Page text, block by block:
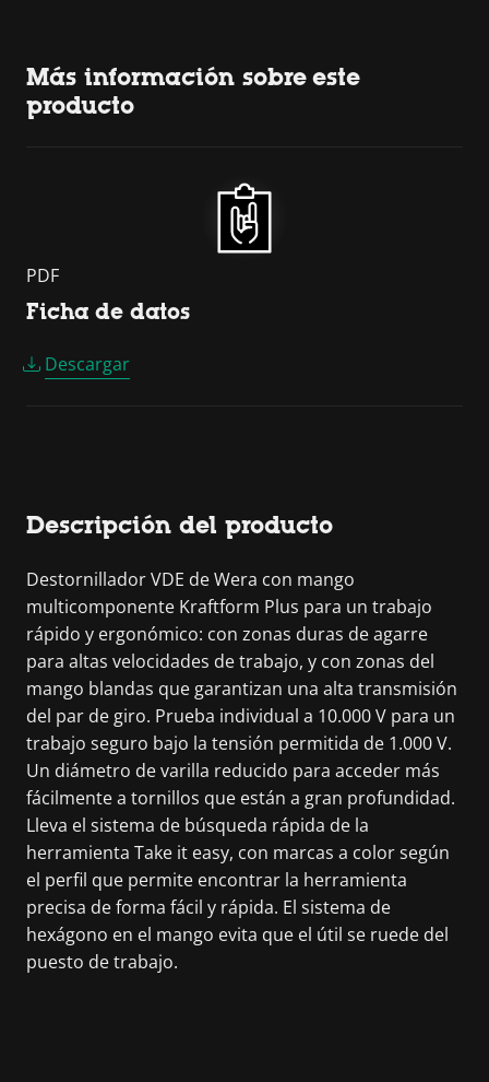
Más información sobre este
producto
PDF
Ficha de datos
Descargar
Descripción del producto
Destornillador VDE de Wera con mango
multicomponente Kraftform Plus para un trabajo
rápido y ergonómico: con zonas duras de agarre
para altas velocidades de trabajo, y con zonas del
mango blandas que garantizan una alta transmisión
del par de giro. Prueba individual a 10.000 V para un
trabajo seguro bajo la tensión permitida de 1.000 V.
Un diámetro de varilla reducido para acceder más
fácilmente a tornillos que están a gran profundidad.
Lleva el sistema de búsqueda rápida de la
herramienta Take it easy, con marcas a color según
el perfil que permite encontrar la herramienta
precisa de forma fácil y rápida. El sistema de
hexágono en el mango evita que el útil se ruede del
puesto de trabajo.